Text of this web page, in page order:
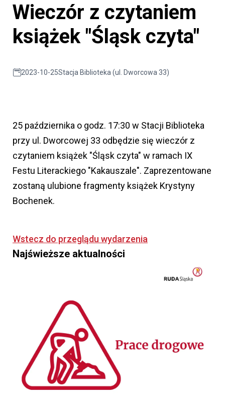
Wieczór z czytaniem
książek "Śląsk czyta"
2023-10-25Stacja Biblioteka (ul. Dworcowa 33)
25 października o godz. 17:30 w Stacji Biblioteka
przy ul. Dworcowej 33 odbędzie się wieczór z
czytaniem książek "Śląsk czyta" w ramach IX
Festu Literackiego "Kakauszale". Zaprezentowane
zostaną ulubione fragmenty książek Krystyny
Bochenek.
Wstecz do przeglądu wydarzenia
Najświeższe aktualności